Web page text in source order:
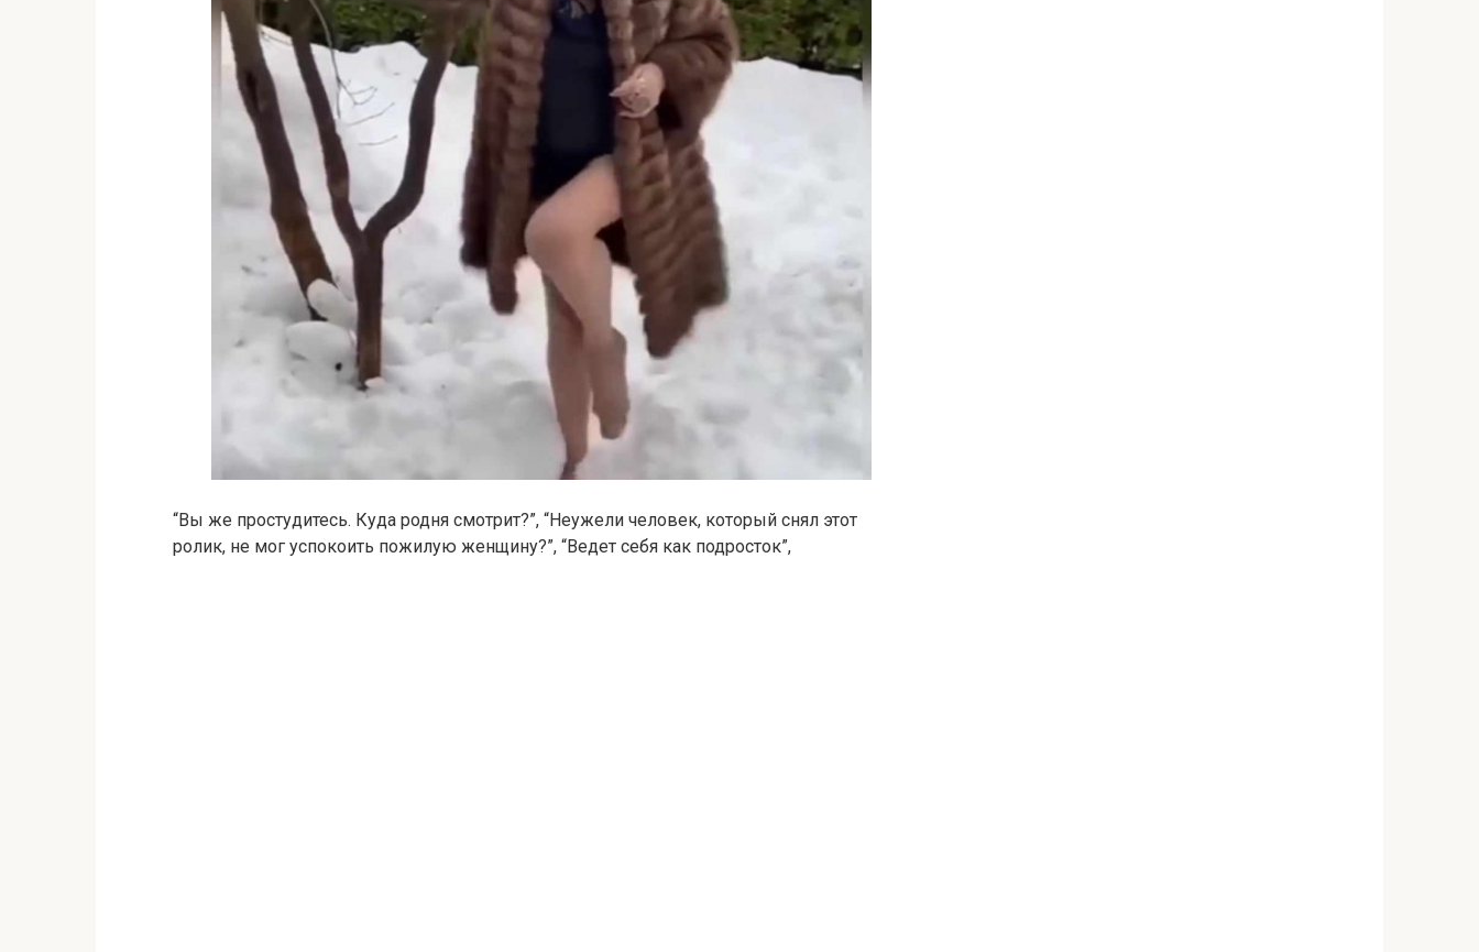
“Вы же простудитесь. Куда родня смотрит?”, “Неужели человек, который снял этот
ролик, не мог успокоить пожилую женщину?”, “Ведет себя как подросток”,